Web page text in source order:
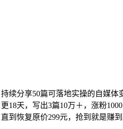
分享50篇可落地实操的自媒
天，写出3篇10万＋，涨粉
到恢复原价299元，抢到就是赚到